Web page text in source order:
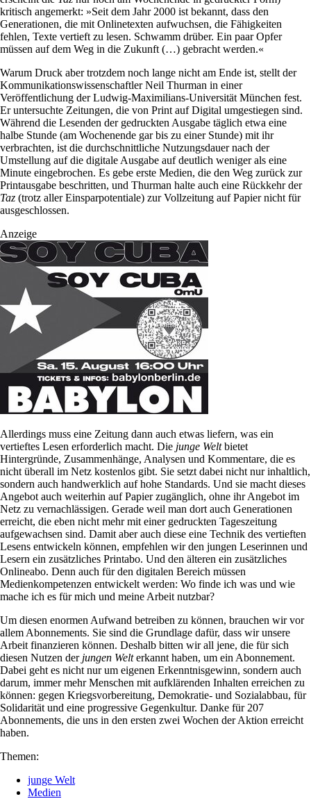
kritisch angemerkt: »Seit dem Jahr 2000 ist bekannt, dass den
Generationen, die mit Onlinetexten aufwuchsen, die Fähigkeiten
fehlen, Texte vertieft zu lesen. Schwamm drüber. Ein paar Opfer
müssen auf dem Weg in die Zukunft (…) gebracht werden.«
Warum Druck aber trotzdem noch lange nicht am Ende ist, stellt der
Kommunikationswissenschaftler Neil Thurman in einer
Veröffentlichung der Ludwig-Maximilians-Universität München fest.
Er untersuchte Zeitungen, die von Print auf ­Digital umgestiegen sind.
Während die Lesenden der gedruckten Ausgabe täglich etwa eine
halbe Stunde (am Wochenende gar bis zu einer Stunde) mit ihr
verbrachten, ist die durchschnittliche Nutzungsdauer nach der
Umstellung auf die digitale Ausgabe auf deutlich weniger als eine
Minute eingebrochen. Es gebe erste Medien, die den Weg zurück zur
Printausgabe beschritten, und Thurman halte auch eine Rückkehr der
Taz (trotz aller Einsparpotentiale) zur Vollzeitung auf Papier nicht für
ausgeschlossen.
Anzeige
Allerdings muss eine Zeitung dann auch etwas liefern, was ein
vertieftes Lesen erforderlich macht. Die junge Weltbietet
Hintergründe, Zusammenhänge, Analysen und Kommentare, die es
nicht überall im Netz kostenlos gibt. Sie setzt dabei nicht nur inhaltlich,
sondern auch handwerklich auf hohe Standards. Und sie macht dieses
Angebot auch weiterhin auf Papier zugänglich, ohne ihr Angebot im
Netz zu vernachlässigen. Gerade weil man dort auch Generationen
erreicht, die eben nicht mehr mit einer gedruckten Tageszeitung
aufgewachsen sind. Damit aber auch diese eine Technik des vertieften
Lesens entwickeln können, empfehlen wir den jungen Leserinnen und
Lesern ein zusätzliches Printabo. Und den älteren ein zusätzliches
Onlineabo. Denn auch für den digitalen Bereich müssen
Medienkompetenzen entwickelt werden: Wo finde ich was und wie
mache ich es für mich und meine Arbeit nutzbar?
Um diesen enormen Aufwand betreiben zu können, brauchen wir vor
allem Abonnements. Sie sind die Grundlage dafür, dass wir unsere
Arbeit finanzieren können. Deshalb bitten wir all jene, die für sich
diesen Nutzen der jungen Welterkannt haben, um ein Abonnement.
Dabei geht es nicht nur um eigenen Erkenntnisgewinn, sondern auch
darum, immer mehr Menschen mit aufklärenden Inhalten erreichen zu
können: gegen Kriegsvorbereitung, Demokratie- und Sozialabbau, für
Solidarität und eine progressive Gegenkultur. Danke für 207
Abonnements, die uns in den ersten zwei Wochen der Aktion erreicht
haben.
Themen:
junge Welt
Medien